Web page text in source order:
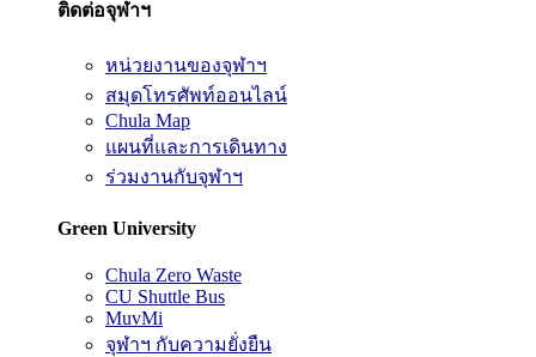
ติดต่อจุฬาฯ
หน่วยงานของจุฬาฯ
สมุดโทรศัพท์ออนไลน์
Chula Map
แผนที่และการเดินทาง
ร่วมงานกับจุฬาฯ
Green University
Chula Zero Waste
CU Shuttle Bus
MuvMi
จุฬาฯ กับความยั่งยืน